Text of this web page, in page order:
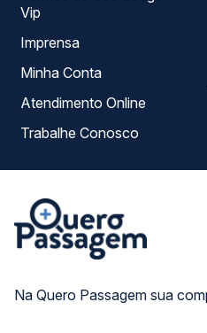
Na Quero Passagem sua
Vip
Imprensa
Minha Conta
Atendimento Online
Trabalhe Conosco